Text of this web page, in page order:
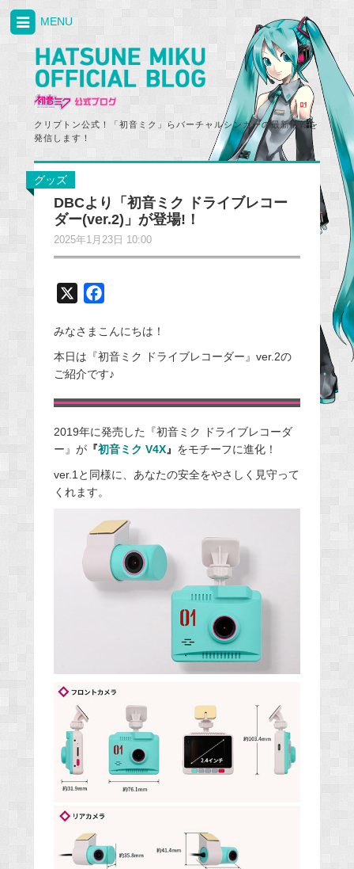
クリプトン公式！「初音ミク」らバーチャルシンガーの最新情報を
発信します！
MENU
グッズ
DBCより「初音ミク ドライブレコー
ダー(ver.2)」が登場!！
2025年1月23日 10:00
c
e
b
o
k
みなさまこんにちは！
本日は『初音ミク ドライブレコーダー』ver.2の
ご紹介です♪
2019年に発売した『初音ミク ドライブレコーダ
ー』が『初音ミク V4X』 をモチーフに進化！
ver.1と同様に、あなたの安全をやさしく見守って
くれます。